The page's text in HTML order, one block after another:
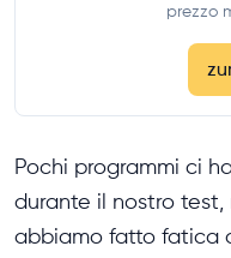
prezzo
Pochi programmi ci
durante il nostro test,
abbiamo fatto fatica